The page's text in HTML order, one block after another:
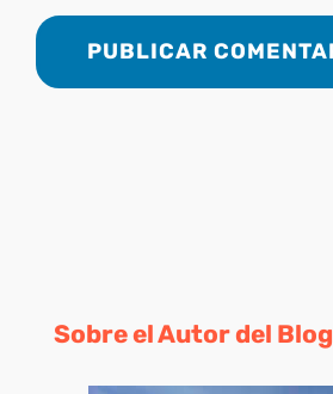
Sobre el Autor del Blog